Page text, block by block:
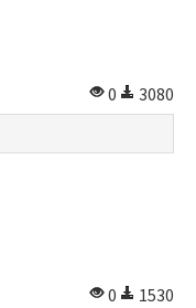
0
3080
0
1530